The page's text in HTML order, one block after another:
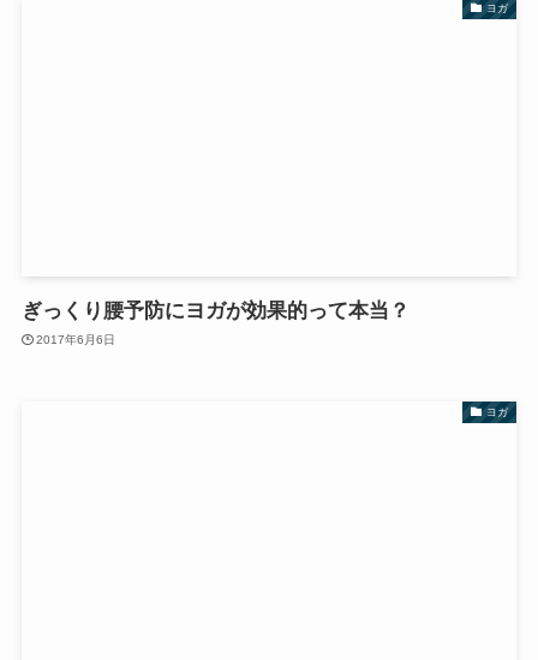
ヨガ
ぎっくり腰予防にヨガが効果的って本当？
2017年6月6日
ヨガ